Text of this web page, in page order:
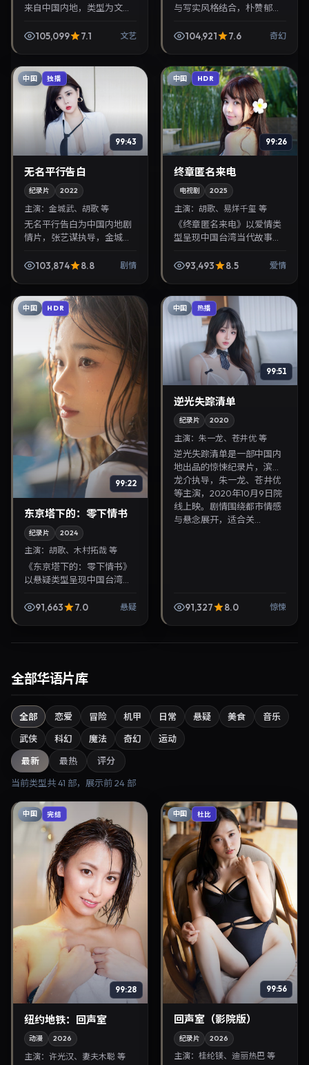
来自中国内地，类型为文
栋元等参与演出。2019年7
105,099 7.1 文艺
与写实风格结合，朴赞郁掌
主角。2019年10月2日与观
104,921 7.6 奇幻
中国 独播
99:43
无名平行告白
纪录片 2022
主演： 金城武、胡歌 等
无名平行告白为中国内地剧
情片，张艺谋执导，金城
5月4日首映，讲述人性抉择
103,874 8.8 剧情
中国 HDR
99:26
终章匿名来电
电视剧 2025
主演：胡歌、易烊千玺 等
《终章匿名来电》以爱情类
型呈现中国台湾当代故事，
烊千玺。2025年3月27日登
93,493 8.5 爱情
中国 HDR
99:22
东京塔下的：零下情书
纪录片 2024
主演： 胡歌、木村拓哉 等
《东京塔下的：零下情书》
以悬疑类型呈现中国台湾当
胡歌、木村拓哉。2024年4
91,663 7.0 悬疑
中国 热播
99:51
逆光失踪清单
纪录片 2020
主演：朱一龙、苍井优 等
逆光失踪清单是一部中国内
地出品的惊悚纪录片，滨口
龙介执导，朱一龙、苍井优
等主演，2020年10月9日院
线上映。剧情围绕都市情感
与悬念展开，适合关...
91,327 8.0 惊悚
全部华语片库
全部 恋爱 冒险 机甲 日常 悬疑 美食
音乐
武侠
科幻 魔法 奇幻 运动
最新 最热 评分
当前类型共41 部，展示前24 部
中国 完结
99:28
纽约地铁：回声室
动漫 2026
主演： 许光汉、妻夫木聪 等
中国 杜比
99:56
回声室（影院版）
纪录片 2026
主演：桂纶镁、迪丽热巴 等